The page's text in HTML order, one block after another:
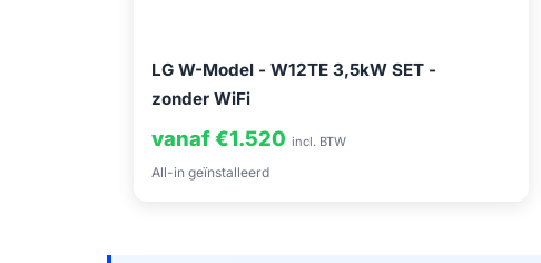
LG W-Model - W12TE 3,5kW SET -
zonder WiFi
vanaf €1.520 incl. BTW
All-in geïnstalleerd